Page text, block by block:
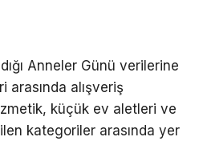
Anneler Günü verilerine
arasında alışveriş
küçük ev aletleri ve
kategoriler arasında yer